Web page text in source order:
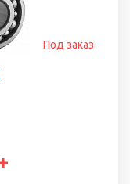
Под заказ